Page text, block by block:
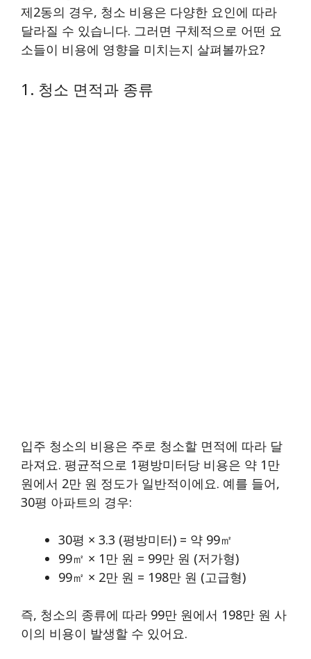
제2동의 경우, 청소 비용은 다양한 요인에 따라
달라질 수 있습니다. 그러면 구체적으로 어떤 요
소들이 비용에 영향을 미치는지 살펴볼까요?
1. 청소 면적과 종류
입주 청소의 비용은 주로 청소할 면적에 따라 달
라져요. 평균적으로 1평방미터당 비용은 약 1만
원에서 2만 원 정도가 일반적이에요. 예를 들어,
30평 아파트의 경우:
30평 × 3.3 (평방미터) = 약 99㎡
99㎡ × 1만 원 = 99만 원 (저가형)
99㎡ × 2만 원 = 198만 원 (고급형)
즉, 청소의 종류에 따라 99만 원에서 198만 원 사
이의 비용이 발생할 수 있어요.